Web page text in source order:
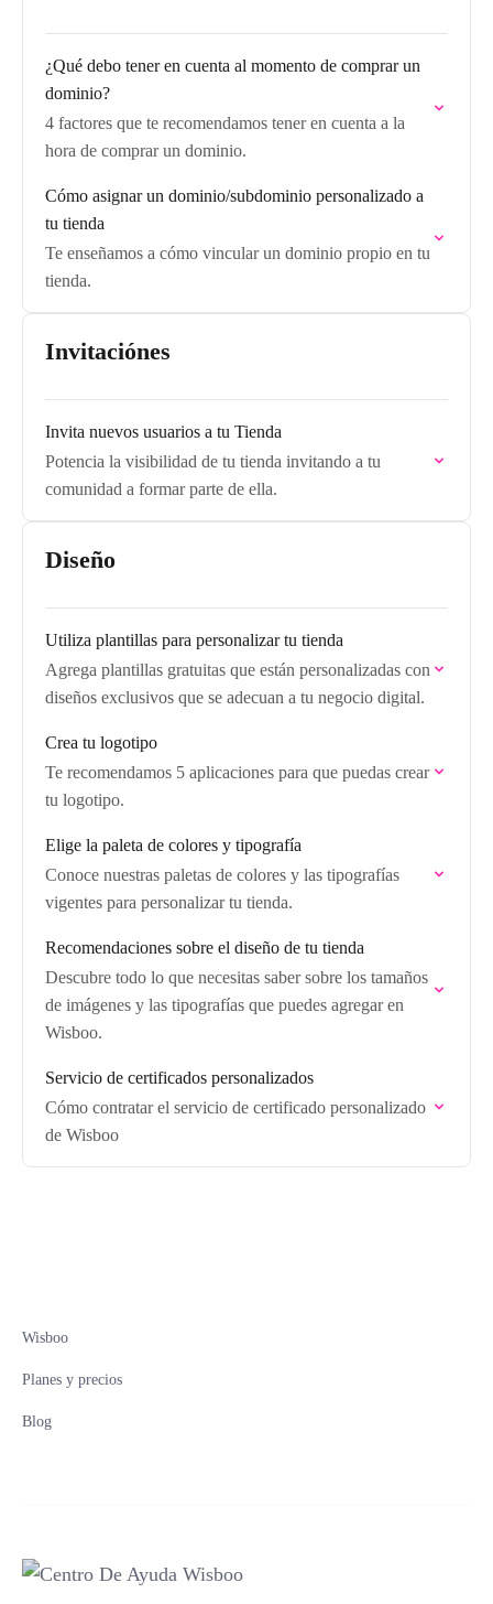
¿Qué debo tener en cuenta al momento de comprar un
dominio?
4 factores que te recomendamos tener en cuenta a la
hora de comprar un dominio.
Cómo asignar un dominio/subdominio personalizado a
tu tienda
Te enseñamos a cómo vincular un dominio propio en tu
tienda.
Invitaciónes
Invita nuevos usuarios a tu Tienda
Potencia la visibilidad de tu tienda invitando a tu
comunidad a formar parte de ella.
Diseño
Utiliza plantillas para personalizar tu tienda
Agrega plantillas gratuitas que están personalizadas con
diseños exclusivos que se adecuan a tu negocio digital.
Crea tu logotipo
Te recomendamos 5 aplicaciones para que puedas crear
tu logotipo.
Elige la paleta de colores y tipografía
Conoce nuestras paletas de colores y las tipografías
vigentes para personalizar tu tienda.
Recomendaciones sobre el diseño de tu tienda
Descubre todo lo que necesitas saber sobre los tamaños
de imágenes y las tipografías que puedes agregar en
Wisboo.
Servicio de certificados personalizados
Cómo contratar el servicio de certificado personalizado
de Wisboo
Wisboo
Planes y precios
Blog